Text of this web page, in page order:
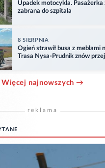
Upadek motocykla. Pasażerka
zabrana do szpitala
8 SIERPNIA
Ogień strawił busa z meblami
Trasa Nysa-Prudnik znów
Więcej najnowszych →
reklama